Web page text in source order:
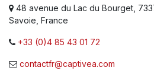
48 avenue du Lac du Bourget,
Savoie, France
+33 (0)4 85 43 01 72
contactfr@captivea.com